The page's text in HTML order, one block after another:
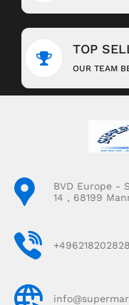
TOP
OUR TEAM
BVD Europe -
14 , 68199
+496218202828